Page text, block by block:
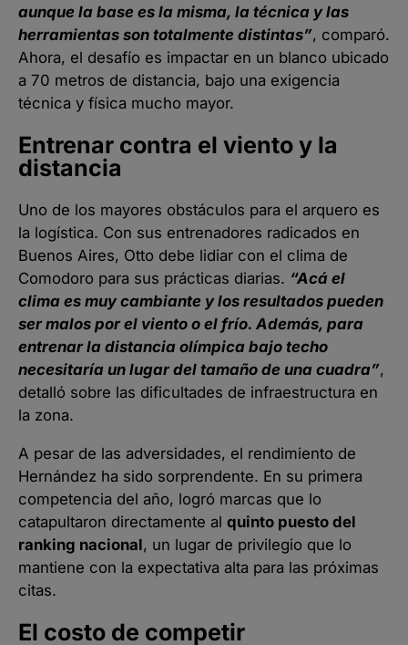
aunque la base es la misma, la técnica y las
herramientas son totalmente distintas”, comparó.
Ahora, el desafío es impactar en un blanco ubicado
a 70 metros de distancia, bajo una exigencia
técnica y física mucho mayor.
Entrenar contra el viento y la
distancia
Uno de los mayores obstáculos para el arquero es
la logística. Con sus entrenadores radicados en
Buenos Aires, Otto debe lidiar con el clima de
Comodoro para sus prácticas diarias. “Acá el
clima es muy cambiante y los resultados pueden
ser malos por el viento o el frío. Además, para
entrenar la distancia olímpica bajo techo
necesitaría un lugar del tamaño de una cuadra”,
detalló sobre las dificultades de infraestructura en
la zona.
A pesar de las adversidades, el rendimiento de
Hernández ha sido sorprendente. En su primera
competencia del año, logró marcas que lo
catapultaron directamente al quinto puesto del
ranking nacional, un lugar de privilegio que lo
mantiene con la expectativa alta para las próximas
citas.
El costo de competir